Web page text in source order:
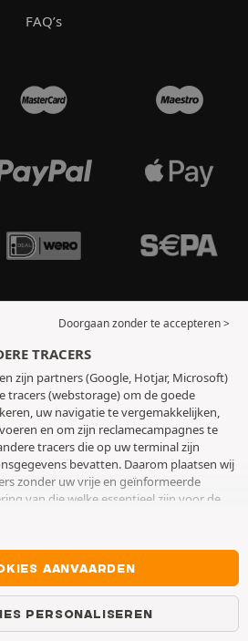
FAQ’s
Doorgaan zonder te accepteren >
TRACERS
en zijn partners (Google, Hotjar, Microsoft)
tracers (webstorage) om de goede
uw navigatie te vergemakkelijken,
en om zijn reclamecampagnes te
tracers die op uw terminal zijn
bevatten. Daarom plaatsen wij
zonder uw vrije en geïnformeerde
van die welke essentieel zijn voor de
intrekken door naar de pagina over
U kunt ervoor kiezen om verder te
van cookies of andere tracers te
de toegang tot diensten niet AD
AANVAARDEN
PERSONALISEREN